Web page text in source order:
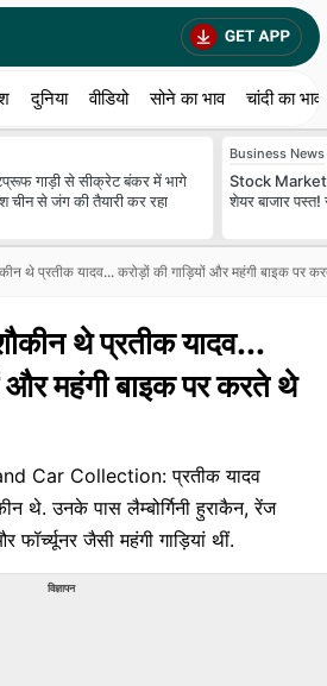
दुनिया वीडियो सोने का भाव चांदी का भाव
गाड़ी से सीक्रेट बंकर में भागे
चीन से जंग की तैयारी कर रहा
Business News
Stock
शेयर बाजार
थे प्रतीक यादव... करोड़ों की गाड़ियों और महंगी बाइक पर
थे प्रतीक यादव...
और महंगी बाइक पर करते थे
Car Collection: प्रतीक यादव
थे. उनके पास लैम्बोर्गिनी हुराकैन, रेंज
फॉर्च्यूनर जैसी महंगी गाड़ियां थीं.
विज्ञापन